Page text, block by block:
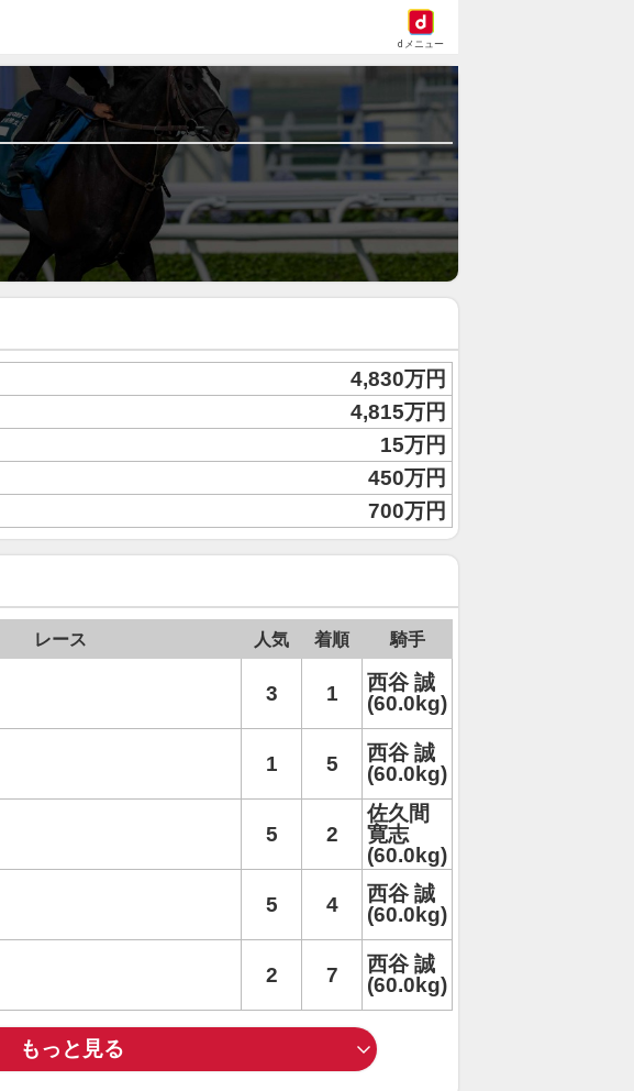
dメニュー
4,830万円
4,815万円
15万円
450万円
700万円
レース 人気 着順 騎手
3 1
西谷 誠
(60.0kg)
1 5
西谷 誠
(60.0kg)
5 2
佐久間
寛志
(60.0kg)
5 4
西谷 誠
(60.0kg)
2 7
西谷 誠
(60.0kg)
もっと見る